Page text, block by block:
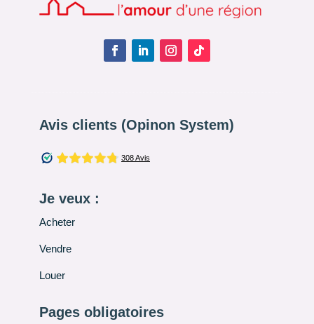
Avis clients (Opinon System)
Je veux :
Acheter
Vendre
Louer
Pages obligatoires